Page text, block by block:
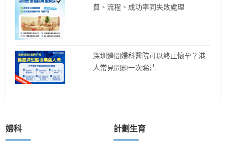
費、流程、成功率同失敗處理
深圳邊間婦科醫院可以終止懷孕？港
人常見問題一次睇清
婦科 計劃生育